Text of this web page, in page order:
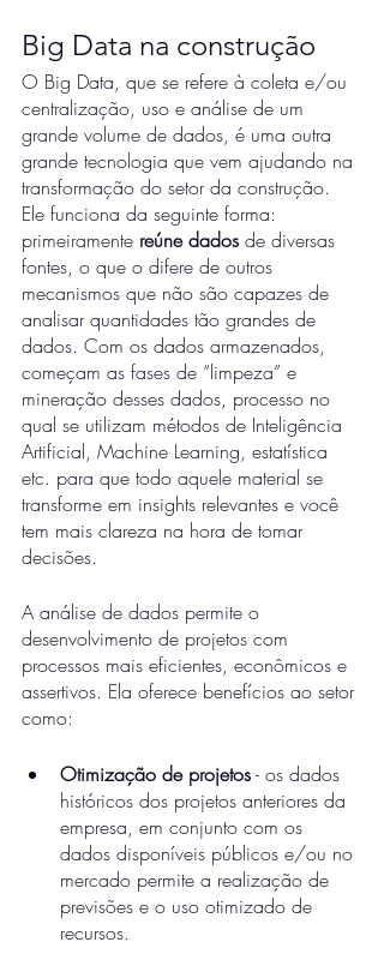
Big Data na construção
O Big Data, que se refere à coleta e/ou
centralização, uso e análise de um
grande volume de dados, é uma outra
grande tecnologia que vem ajudando na
transformação do setor da construção.
Ele funciona da seguinte forma:
primeiramente reúne dados de diversas
fontes, o que o difere de outros
mecanismos que não são capazes de
analisar quantidades tão grandes de
dados. Com os dados armazenados,
começam as fases de “limpeza” e
mineração desses dados, processo no
qual se utilizam métodos de Inteligência
Artificial, Machine Learning, estatística
etc. para que todo aquele material se
transforme em insights relevantes e você
tem mais clareza na hora de tomar
decisões.
A análise de dados permite o
desenvolvimento de projetos com
processos mais eficientes, econômicos e
assertivos. Ela oferece benefícios ao setor
como:
Otimização de projetos - os dados
históricos dos projetos anteriores da
empresa, em conjunto com os
dados disponíveis públicos e/ou no
mercado permite a realização de
previsões e o uso otimizado de
recursos.